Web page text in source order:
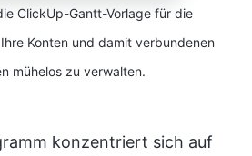
ClickUp-Gantt-Vorlage für die
Konten und damit verbundenen
mühelos zu verwalten.
konzentriert sich auf